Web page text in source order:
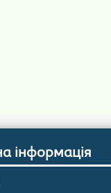
інформація